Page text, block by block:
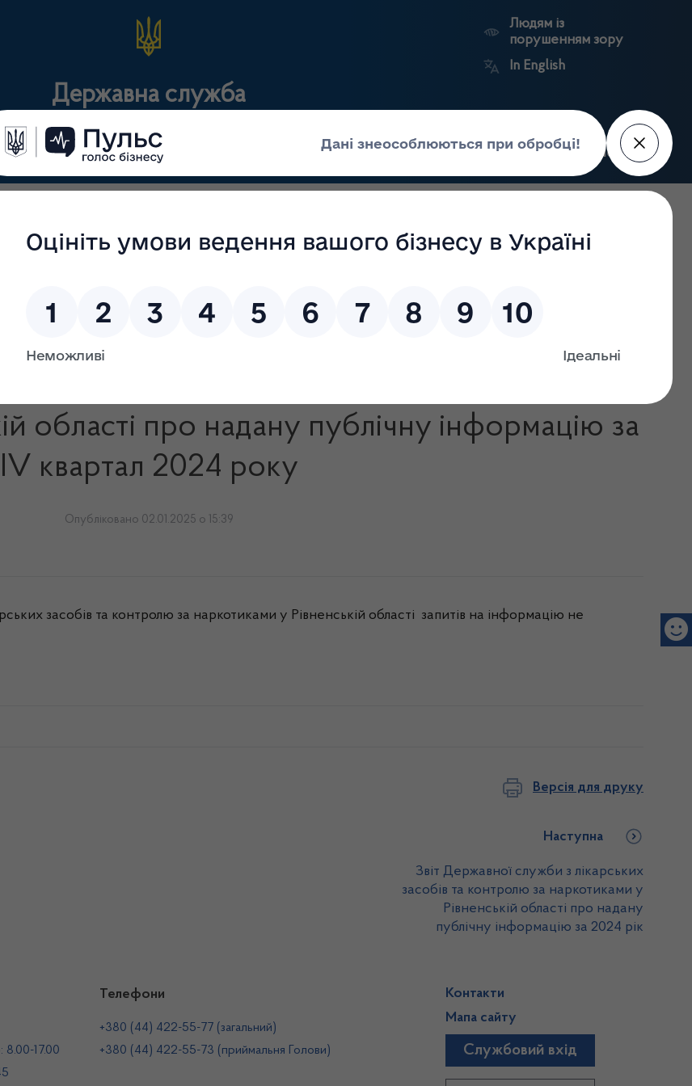
Державна служба
Людям із
порушенням зору
In English
документи Для громадськості Прес-центр Пошук
торгівля
імпорт
(крім АФІ)
нагляд
(контроль)
засобів, крові та
сертифікація
нагляд
реєстри
портал
Держлікслужби
служби з лікарських засобів та контролю за наркотиками у Рівненській області про надану публічну інформацію за
з лікарських засобів та контролю за
області про надану публічну інформацію за
IV квартал 2024 року
Опубліковано 02.01.2025 о 15:39
засобів та контролю за наркотиками у Рівненській області запитів на інформацію не
Версія для друку
Наступна
Звіт Державної служби з лікарських
засобів та контролю за наркотиками у
Рівненській області про надану
публічну інформацію за 2024 рік
8.00-17.00
Телефони
+380 (44) 422-55-77 (загальний)
+380 (44) 422-55-73 (приймальня Голови)
Контакти
Мапа сайту
Службовий вхід